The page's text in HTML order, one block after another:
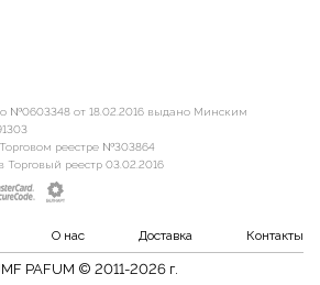
№0603348 от 18.02.2016 выдано Минским
реестре №303864
реестр 03.02.2016
О нас Доставка Контакты
PAFUM © 2011-2026 г.